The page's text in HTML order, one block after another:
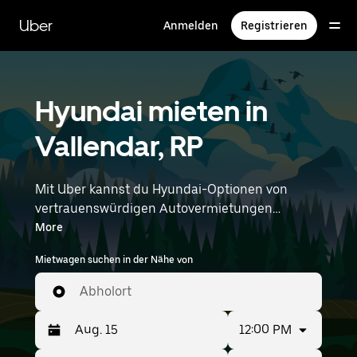
zum
Hauptinhalt
Uber Anmelden Registrieren
Hyundai mieten in
Vallendar, RP
Mit Uber kannst du Hyundai-Optionen von
vertrauenswürdigen Autovermietungen
durchstöbern. Finde den richtigen Leihwagen
von Hyundai für Besorgungen, Roadtrips oder
tägliche Fahrten. Egal, ob du Preis, Größe oder
Stil priorisierst: Hier findest du Optionen, die
deinen Wünschen entsprechen. Gib deine Zeit-
und Standortangaben (z. B. Frankfurt Hahn
Airport) ein, um Hyundai-Vermietungen in
More
Mietwagen suchen in der Nähe von
Abholort
12:00 PM